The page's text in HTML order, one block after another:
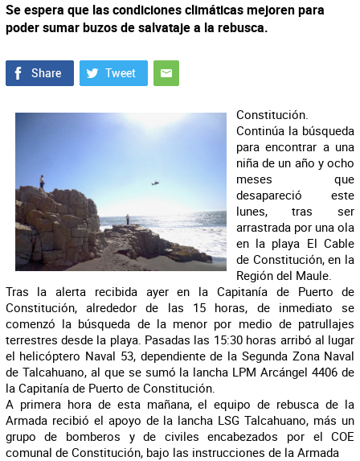
Se espera que las condiciones climáticas mejoren para
poder sumar buzos de salvataje a la rebusca.
Constitución.
Continúa la búsqueda
para encontrar a una
niña de un año y ocho
meses que
desapareció este
lunes, tras ser
arrastrada por una ola
en la playa El Cable
de Constitución, en la
Región del Maule.
Tras la alerta recibida ayer en la Capitanía de Puerto de
Constitución, alrededor de las 15 horas, de inmediato se
comenzó la búsqueda de la menor por medio de patrullajes
terrestres desde la playa. Pasadas las 15:30 horas arribó al lugar
el helicóptero Naval 53, dependiente de la Segunda Zona Naval
de Talcahuano, al que se sumó la lancha LPM Arcángel 4406 de
la Capitanía de Puerto de Constitución.
A primera hora de esta mañana, el equipo de rebusca de la
Armada recibió el apoyo de la lancha LSG Talcahuano, más un
grupo de bomberos y de civiles encabezados por el COE
comunal de Constitución, bajo las instrucciones de la Armada